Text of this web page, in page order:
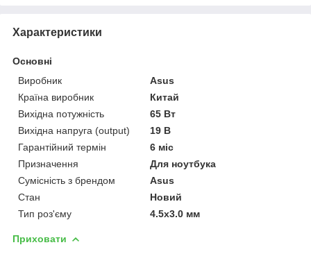
Характеристики
Основні
Виробник
Asus
Країна виробник
Китай
Вихідна потужність
65 Вт
Вихідна напруга (output)
19 В
Гарантійний термін
6 міс
Призначення
Для ноутбука
Сумісність з брендом
Asus
Стан
Новий
Тип роз'єму
4.5x3.0 мм
Приховати